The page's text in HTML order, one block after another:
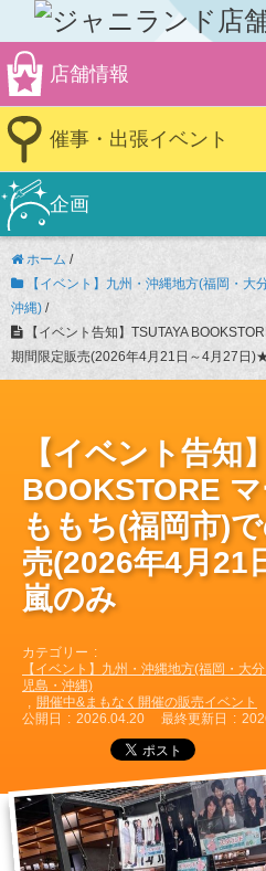
店舗情報
催事・出張イベント
企画
ホーム /
【イベント】九州・沖縄地方(福岡・大
沖縄) /
【イベント告知】TSUTAYA
期間限定販売(2026年4月21日～4月27日
【イベント告知
BOOKSTORE
ももち(福岡市)
売(2026年4月
嵐のみ
カテゴリー
【イベント】九州・沖縄地方(福岡・大
児島・沖縄)
開催中&まもなく開催の販売イベント
公開日
2026.04.20 最終更新日